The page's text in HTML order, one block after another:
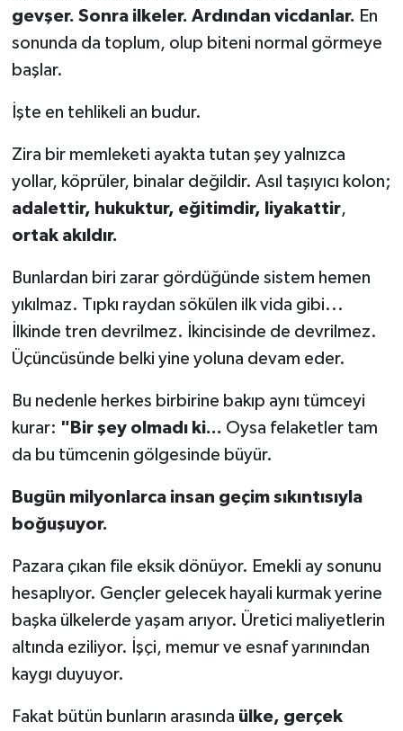
gevşer. Sonra ilkeler. Ardından vicdanlar. En
sonunda da toplum, olup biteni normal görmeye
başlar.
İşte en tehlikeli an budur.
Zira bir memleketi ayakta tutan şey yalnızca
yollar, köprüler, binalar değildir. Asıl taşıyıcı kolon;
adalettir, hukuktur, eğitimdir, liyakattir,
ortak akıldır.
Bunlardan biri zarar gördüğünde sistem hemen
yıkılmaz. Tıpkı raydan sökülen ilk vida gibi...
İlkinde tren devrilmez. İkincisinde de devrilmez.
Üçüncüsünde belki yine yoluna devam eder.
Bu nedenle herkes birbirine bakıp aynı tümceyi
kurar: "Bir şey olmadı ki... Oysa felaketler tam
da bu tümcenin gölgesinde büyür.
Bugün milyonlarca insan geçim sıkıntısıyla
boğuşuyor.
Pazara çıkan file eksik dönüyor. Emekli ay sonunu
hesaplıyor. Gençler gelecek hayali kurmak yerine
başka ülkelerde yaşam arıyor. Üretici maliyetlerin
altında eziliyor. İşçi, memur ve esnaf yarınından
kaygı duyuyor.
Fakat bütün bunların arasında ülke, gerçek
Oğuzlar
Ortaköy
Osmancık
Sungurlu
Uğurludağ